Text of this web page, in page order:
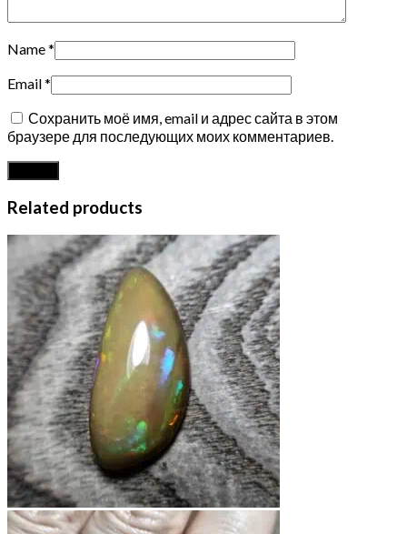
Name*
Email*
Сохранить моё имя, email и адрес сайта в этом
браузере для последующих моих комментариев.
Related products